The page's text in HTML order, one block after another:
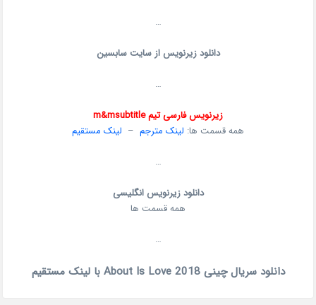
…
دانلود زیرنویس از سایت سابسین
…
زیرنویس فارسی تیم m&msubtitle
همه قسمت ها: لینک مترجم – لینک مستقیم
…
دانلود زیرنویس انگلیسی
همه قسمت ها
…
دانلود سریال چینی About Is Love 2018 با لینک مستقیم